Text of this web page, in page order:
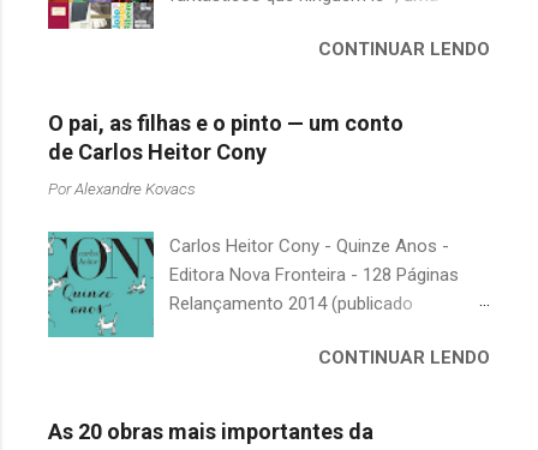
s
quando falamos de clássicos da
escritores brasileiros, somos forçados
a uma avaliação burocrática na escola e
acabamos adquirindo uma certa
antipatia a determinado livro ou autor
justamente o contrário. É surpreendente
como uma segunda visita a essas
obras, já em nossa maturidade, pode
escondido, bem ali na nossa estante.
nós? A limitação de apenas 20
CONTINUAR LENDO
O pai, as filhas e o pinto — um conto
de Carlos Heitor Cony
PorAlexandre Kovacs
Carlos Heitor Cony - Quinze Anos -
Editora Nova Fronteira - 128 Páginas
Relançamento 2014 (publicado
com deliciosos contos sobre a infância
bem-humoradas e sensíveis,
CONTINUAR LENDO
As 20 obras mais importantes da